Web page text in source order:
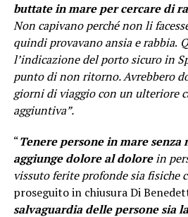
buttate in mare per cercare di
Non capivano perché non li
quindi provavano ansia e rabbia.
l’indicazione del porto sicuro in
punto di non ritorno. Avrebbero
giorni di viaggio con un ulteriore
aggiuntiva”.
“Tenere persone in mare
aggiunge dolore al dolorein
vissuto ferite profonde sia fisiche
proseguito in chiusura Di
salvaguardia delle persone sia